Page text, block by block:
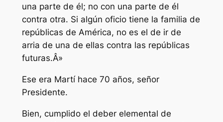
una parte de él; no con una parte de él
contra otra. Si algún oficio tiene la familia de
repúblicas de América, no es el de ir de
arria de una de ellas contra las repúblicas
futuras.Â»
Ese era Martí hace 70 años, señor
Presidente.
Bien, cumplido el deber elemental de